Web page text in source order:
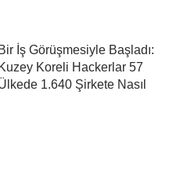
Bir İş Görüşmesiyle Başladı:
Kuzey Koreli Hackerlar 57
1.640 Şirkete Nasıl